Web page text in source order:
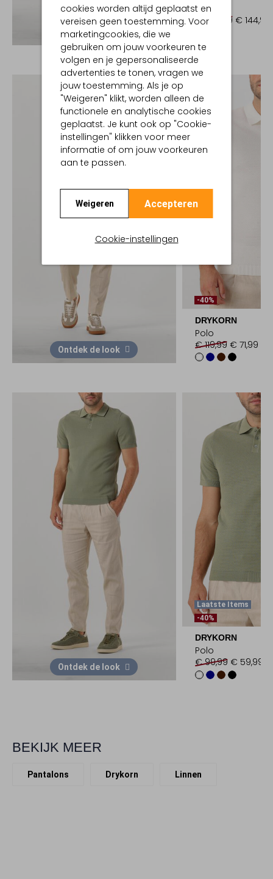
cookies worden altijd geplaatst en
vereisen geen toestemming. Voor
marketingcookies, die we
gebruiken om jouw voorkeuren te
volgen en je gepersonaliseerde
advertenties te tonen, vragen we
jouw toestemming. Als je op
"Weigeren" klikt, worden alleen de
functionele en analytische cookies
geplaatst. Je kunt ook op "Cookie-
instellingen" klikken voor meer
informatie of om jouw voorkeuren
aan te passen.
Weigeren Accepteren
Cookie-instellingen
Ontdek de look
Colbert
€ 289,99 € 144,99
Ontdek de look
-40%
DRYKORN
Polo
€ 119,99 € 71,99
Ontdek de look
Laatste Items
-40%
DRYKORN
Polo
€ 99,99 € 59,99
BEKIJK MEER
Pantalons Drykorn Linnen